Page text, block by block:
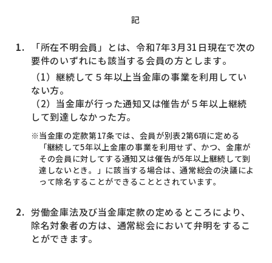
記
「所在不明会員」とは、令和7年3月31日現在で次の
要件のいずれにも該当する会員の方とします。
（1）継続して５年以上当金庫の事業を利用してい
ない方。
（2）当金庫が行った通知又は催告が５年以上継続
して到達しなかった方。
当金庫の定款第17条では、会員が別表2第6項に定める
「継続して5年以上金庫の事業を利用せず、かつ、金庫が
その会員に対してする通知又は催告が5年以上継続して到
達しないとき。」に該当する場合は、通常総会の決議によ
って除名することができることとされています。
労働金庫法及び当金庫定款の定めるところにより、
除名対象者の方は、通常総会において弁明をするこ
とができます。